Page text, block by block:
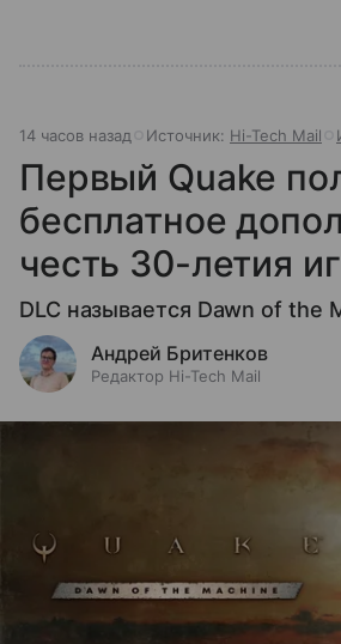
14 часов назад Источник: Hi-Tech Mail
Первый Quake
бесплатное
честь 30-летия
DLC называется Dawn of the
Андрей Бритенков
Редактор Hi-Tech Mail